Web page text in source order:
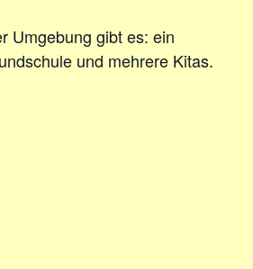
Umgebung gibt es: ein
und mehrere Kitas.